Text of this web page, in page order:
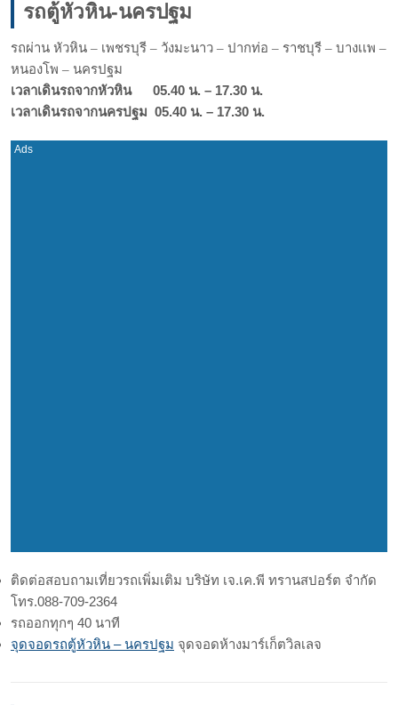
รถตู้หัวหิน-นครปฐม
รถผ่าน หัวหิน – เพชรบุรี – วังมะนาว – ปากท่อ – ราชบุรี – บางเเพ –
หนองโพ – นครปฐม
เวลาเดินรถจากหัวหิน 05.40 น. – 17.30 น.
เวลาเดินรถจากนครปฐม 05.40 น. – 17.30 น.
ติดต่อสอบถามเที่ยวรถเพิ่มเติม บริษัท เจ.เค.พี ทรานสปอร์ต จำกัด
โทร.088-709-2364
รถออกทุกๆ 40 นาที
จุดจอดรถตู้หัวหิน – นครปฐม จุดจอดห้างมาร์เก็ตวิลเลจ